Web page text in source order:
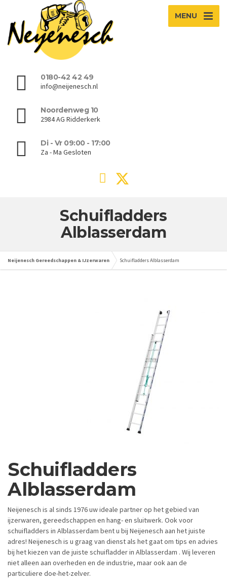
MENU
0180-42 42 49
info@neijenesch.nl
Noordenweg 10
2984 AG Ridderkerk
Di - Vr 09:00 - 17:00
Za - Ma Gesloten
Schuifladders
Alblasserdam
Neijenesch Gereedschappen & IJzerwaren Schuifladders Alblasserdam
Schuifladders
Alblasserdam
Neijenesch is al sinds 1976 uw ideale partner op het gebied van
ijzerwaren, gereedschappen en hang- en sluitwerk. Ook voor
schuifladders in Alblasserdam bent u bij Neijenesch aan het juiste
adres! Neijenesch is u graag van dienst als het gaat om tips en advies
bij het kiezen van de juiste schuifladder in Alblasserdam . Wij leveren
niet alleen aan overheden en de industrie, maar ook aan de
particuliere doe-het-zelver.